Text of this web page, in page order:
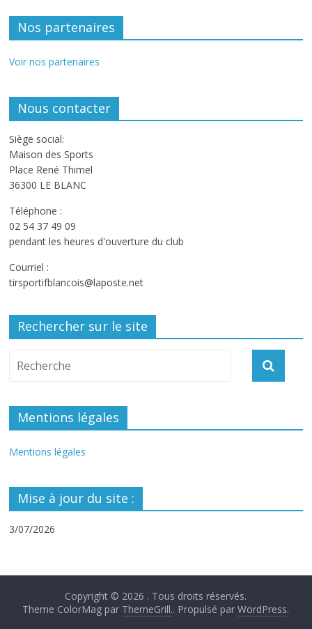
Nos partenaires
Voir nos partenaires
Nous contacter
Siège social:
Maison des Sports
Place René Thimel
36300 LE BLANC
Téléphone :
02 54 37 49 09
pendant les heures d'ouverture du club
Courriel :
tirsportifblancois@laposte.net
Rechercher sur le site
Mentions légales
Mentions légales
Mise à jour du site :
3/07/2026
Copyright © 2026 . Tous droits réservés.
Theme ColorMag par ThemeGrill.. Propulsé parWordPress.